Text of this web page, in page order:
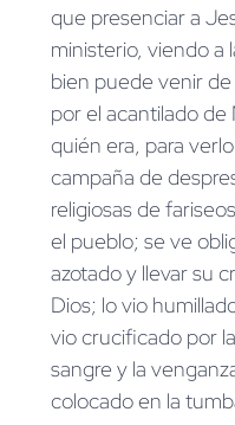
que presenciar a
ministerio, viendo a
bien puede venir
por el acantilado de
quién era, para
campaña de
religiosas de
el pueblo; se ve
azotado y llevar su
Dios; lo vio
vio crucificado por
sangre y la
colocado en la